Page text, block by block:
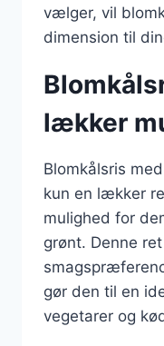
vælger, vil
dimension til
lækker
Blomkålsris
kun en lækker
mulighed for
grønt. Denne
gør den til en
vegetarer og